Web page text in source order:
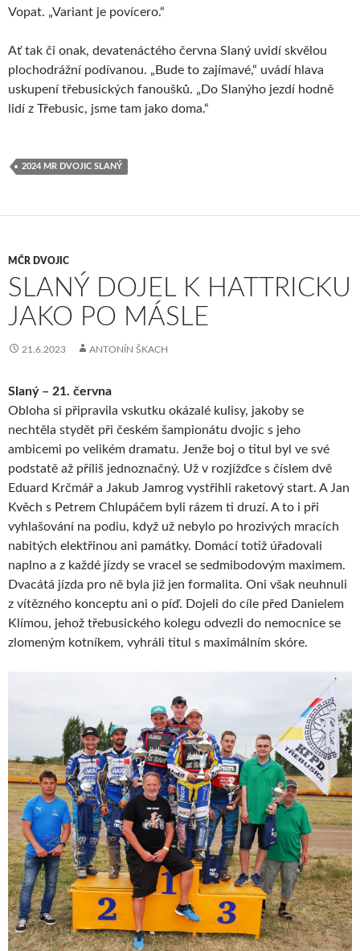
Vopat. „Variant je povícero.“
Ať tak či onak, devatenáctého června Slaný uvidí skvělou
plochodrážní podívanou. „Bude to zajímavé,“ uvádí hlava
uskupení třebusických fanoušků. „Do Slanýho jezdí hodně
lidí z Třebusic, jsme tam jako doma.“
2024 MR DVOJIC SLANÝ
MČR DVOJIC
SLANÝ DOJEL K HATTRICKU
JAKO PO MÁSLE
21.6.2023 ANTONÍN ŠKACH
Slaný – 21. června
Obloha si připravila vskutku okázalé kulisy, jakoby se
nechtěla stydět při českém šampionátu dvojic s jeho
ambicemi po velikém dramatu. Jenže boj o titul byl ve své
podstatě až příliš jednoznačný. Už v rozjížďce s číslem dvě
Eduard Krčmář a Jakub Jamrog vystřihli raketový start. A Jan
Kvěch s Petrem Chlupáčem byli rázem ti druzí. A to i při
vyhlašování na podiu, když už nebylo po hrozivých mracích
nabitých elektřinou ani památky. Domácí totiž úřadovali
naplno a z každé jízdy se vracel se sedmibodovým maximem.
Dvacátá jízda pro ně byla již jen formalita. Oni však neuhnuli
z vítězného konceptu ani o píď. Dojeli do cíle před Danielem
Klímou, jehož třebusického kolegu odvezli do nemocnice se
zlomeným kotníkem, vyhráli titul s maximálním skóre.